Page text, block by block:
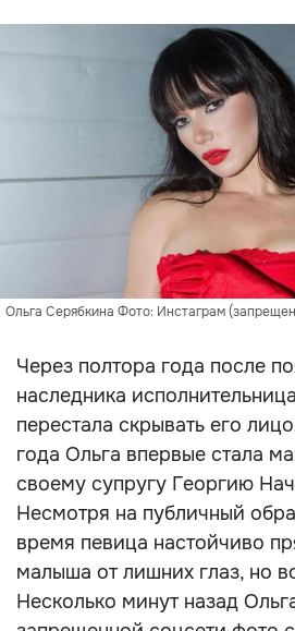
Ольга Серябкина Фото: Инстаграм
Через полтора года после
наследника
перестала скрывать его
года Ольга впервые стала
своему супругу Георгию
Несмотря на публичный
время певица настойчиво
малыша от лишних глаз, но
Несколько минут назад